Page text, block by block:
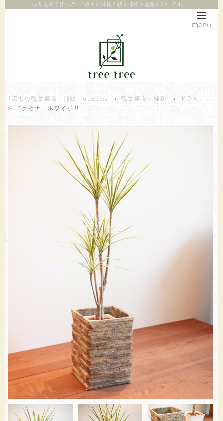
menu
心を込めて作った、1点もの鉢植え観葉植物の通販SHOPです。
1点もの観葉植物・通販 tree tree > 観葉植物・種類 >
ドラセナ
>
ドラセナ ホワイボリー